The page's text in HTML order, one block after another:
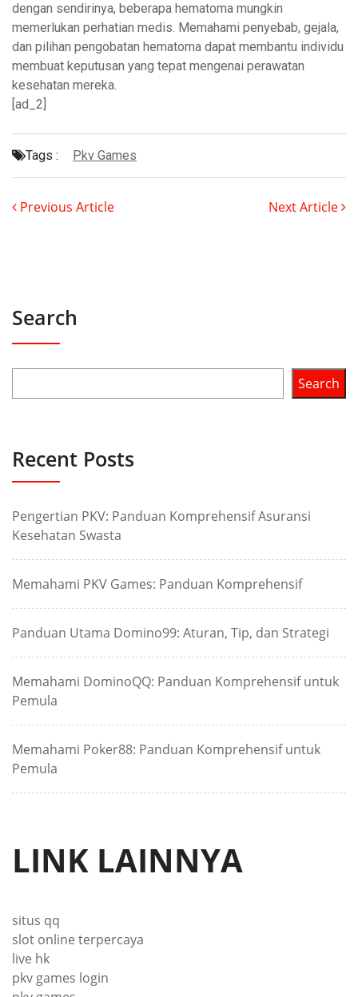
dengan sendirinya, beberapa hematoma mungkin
memerlukan perhatian medis. Memahami penyebab, gejala,
dan pilihan pengobatan hematoma dapat membantu individu
membuat keputusan yang tepat mengenai perawatan
kesehatan mereka.
[ad_2]
Tags : Pkv Games
Previous Article Next Article
Search
Search
Recent Posts
Pengertian PKV: Panduan Komprehensif Asuransi
Kesehatan Swasta
Memahami PKV Games: Panduan Komprehensif
Panduan Utama Domino99: Aturan, Tip, dan Strategi
Memahami DominoQQ: Panduan Komprehensif untuk
Pemula
Memahami Poker88: Panduan Komprehensif untuk
Pemula
LINK LAINNYA
situs qq
slot online terpercaya
live hk
pkv games login